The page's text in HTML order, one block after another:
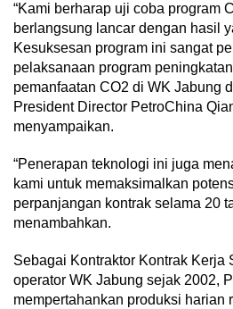
“Kami berharap uji coba program
berlangsung lancar dengan hasil
Kesuksesan program ini sangat
pelaksanaan program
pemanfaatan CO2 di WK Jabung
President Director PetroChina
menyampaikan.
“Penerapan teknologi ini juga
kami untuk memaksimalkan
perpanjangan kontrak selama 20
menambahkan.
Sebagai Kontraktor Kontrak Kerja
operator WK Jabung sejak 2002,
mempertahankan produksi harian